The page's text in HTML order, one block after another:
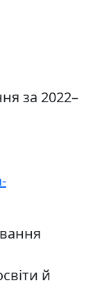
за 2022–
й